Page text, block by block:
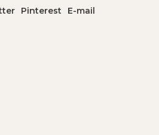
Pinterest E-mail